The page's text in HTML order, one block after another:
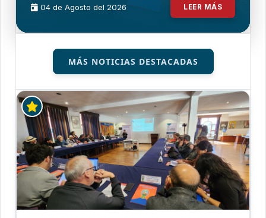
04 de Agosto del 2026 LEER MÁS
MÁS NOTICIAS DESTACADAS